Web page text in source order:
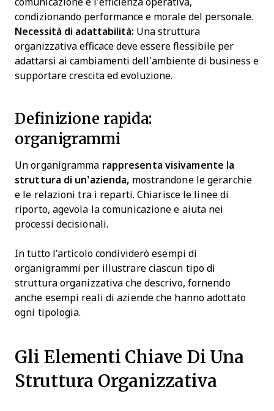
condizionando performance e morale del personale.
Necessità di adattabilità: Una struttura
organizzativa efficace deve essere flessibile per
adattarsi ai cambiamenti dell’ambiente di business e
supportare crescita ed evoluzione.
Definizione rapida:
organigrammi
Un organigramma rappresenta visivamente la
struttura di un’azienda, mostrandone le gerarchie
e le relazioni tra i reparti. Chiarisce le linee di
riporto, agevola la comunicazione e aiuta nei
processi decisionali.
In tutto l'articolo condividerò esempi di
organigrammi per illustrare ciascun tipo di
struttura organizzativa che descrivo, fornendo
anche esempi reali di aziende che hanno adottato
ogni tipologia.
Gli Elementi Chiave Di Una
Struttura Organizzativa